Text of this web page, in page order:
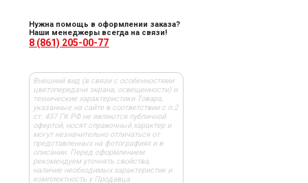
Нужна помощь в оформлении заказа?
Наши менеджеры всегда на связи!
8 (861) 205-00-77
Внешний вид (в связи с особенностями
цветопередачи экрана, освещенности) и
технические характеристики Товара,
указанные на сайте в соответствии с п.2
ст. 437 ГК РФ не являются публичной
офертой, носят справочный характер и
могут незначительно отличаться от
представленных на фотографиях и в
описании. Перед оформлением
рекомендуем уточнять свойства,
наличие необходимых характеристик и
комплектность у Продавца